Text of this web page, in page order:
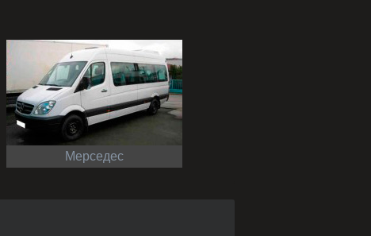
Мерседес